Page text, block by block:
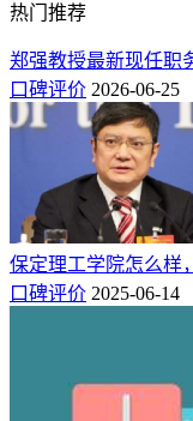
热门推荐
郑强教授最新现任职
口碑评价 2026-06-25
保定理工学院怎么样
口碑评价 2025-06-14